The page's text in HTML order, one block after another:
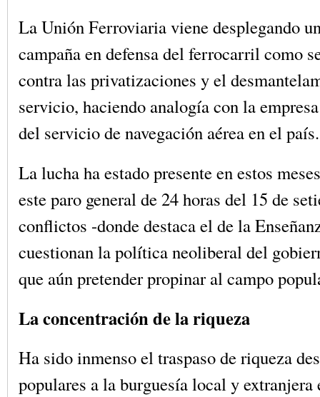
La Unión Ferroviaria viene desplegando
campaña en defensa del ferrocarril como
contra las privatizaciones y el
servicio, haciendo analogía con la
del servicio de navegación aérea en el país.
La lucha ha estado presente en estos
este paro general de 24 horas del 15 de
conflictos -donde destaca el de la
cuestionan la política neoliberal del
que aún pretender propinar al campo
La concentración de la riqueza
Ha sido inmenso el traspaso de riqueza
populares a la burguesía local y extranjera